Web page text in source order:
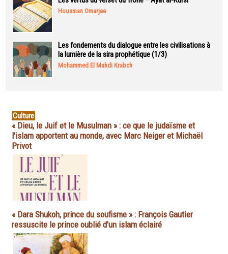
Housman Omarjee
Les fondements du dialogue entre les civilisations à
la lumière de la sira prophétique (1/3)
Mohammed El Mahdi Krabch
Culture
« Dieu, le Juif et le Musulman » : ce que le judaïsme et
l'islam apportent au monde, avec Marc Neiger et Michaël
Privot
« Dara Shukoh, prince du soufisme » : François Gautier
ressuscite le prince oublié d'un islam éclairé